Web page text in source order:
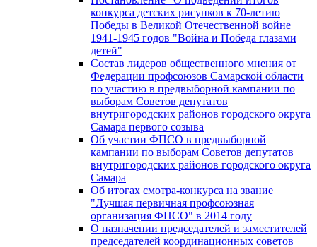
конкурса детских рисунков к 70-летию
Победы в Великой Отечественной войне
1941-1945 годов "Война и Победа глазами
детей"
Состав лидеров общественного мнения от
Федерации профсоюзов Самарской области
по участию в предвыборной кампании по
выборам Советов депутатов
внутригородских районов городского округа
Самара первого созыва
Об участии ФПСО в предвыборной
кампании по выборам Советов депутатов
внутригородских районов городского округа
Самара
Об итогах смотра-конкурса на звание
"Лучшая первичная профсоюзная
организация ФПСО" в 2014 году
О назначении председателей и заместителей
председателей координационных советов